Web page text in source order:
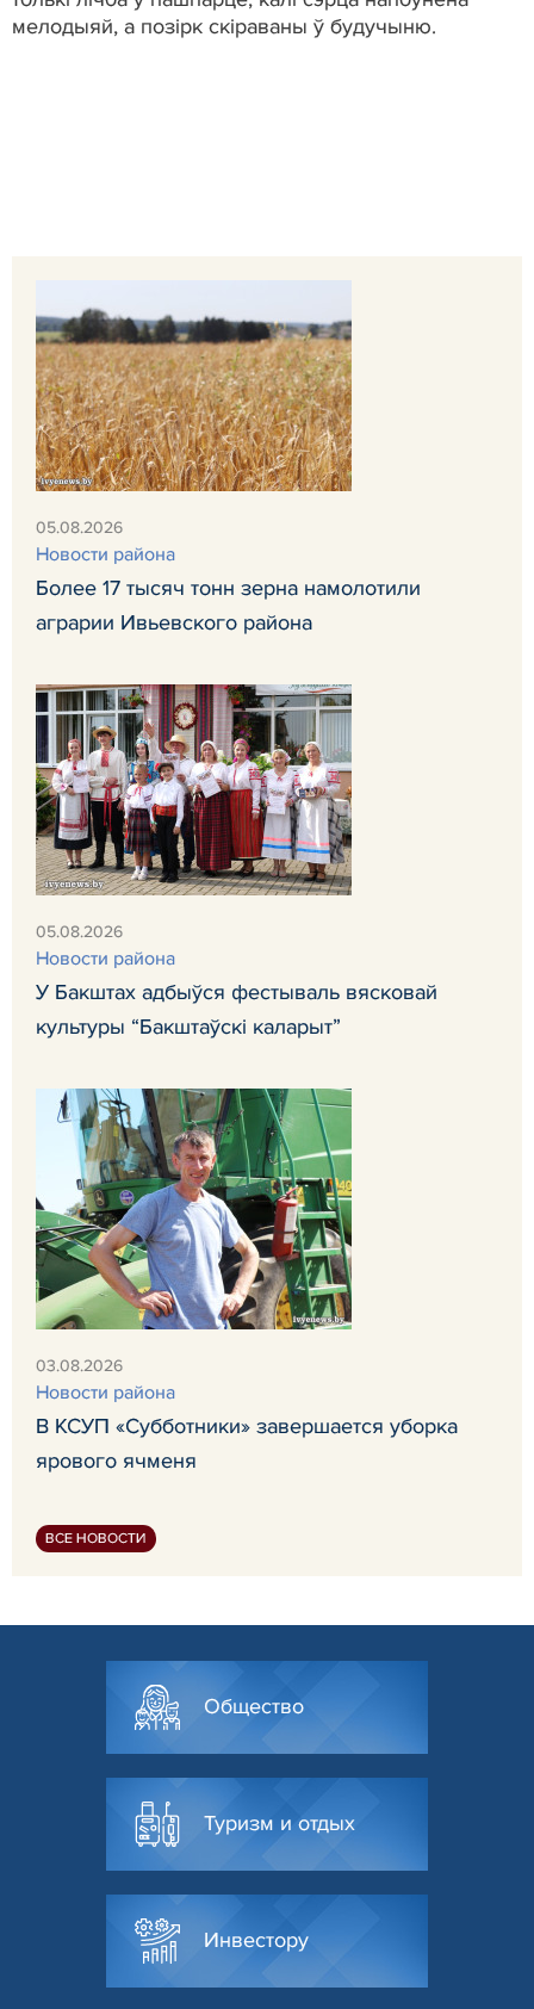
мелодыяй, а позірк скіраваны ў будучыню.
05.08.2026
Новости района
Более 17 тысяч тонн зерна намолотили
аграрии Ивьевского района
05.08.2026
Новости района
У Бакштах адбыўся фестываль вясковай
культуры “Бакштаўскі каларыт”
03.08.2026
Новости района
В КСУП «Субботники» завершается уборка
ярового ячменя
ВСЕ НОВОСТИ
Общество
Туризм и отдых
Инвестору